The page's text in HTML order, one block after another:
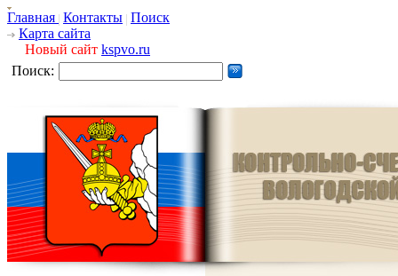
Главная Контакты Поиск
Карта сайта
Новый сайт kspvo.ru
Поиск: